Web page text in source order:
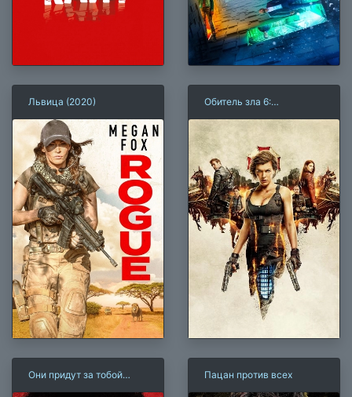
Львица (2020)
Обитель зла 6:
Они придут за тобой
Пацан против всех